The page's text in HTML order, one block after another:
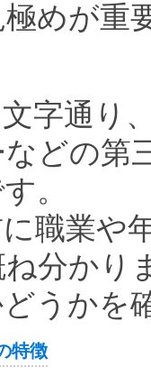
めが重
字通り
どの第
。
職業や
分かり
うかを
特徴